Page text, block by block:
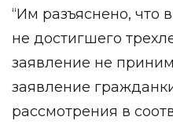
“Им разъяснено, что
не достигшего
заявление не
заявление
рассмотрения в